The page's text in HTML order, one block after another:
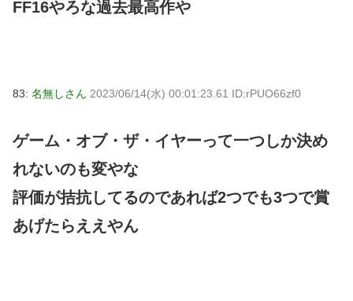
FF16やろな過去最高作や
83: 名無しさん 2023/06/14(水) 00:01:23.61 ID:rPUO66zf0
ゲーム・オブ・ザ・イヤーって一つしか決め
れないのも変やな
評価が拮抗してるのであれば2つでも3つで賞
あげたらええやん